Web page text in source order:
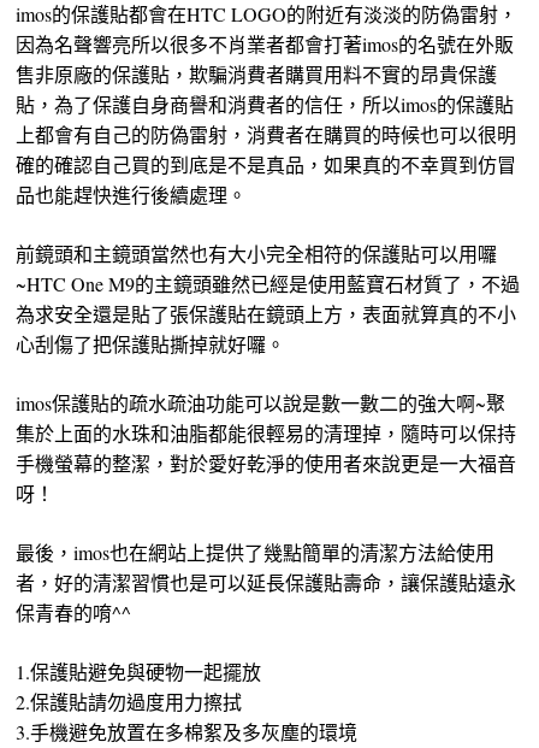
imos的保護貼都會在HTC LOGO的附近有淡淡的防偽雷射，
因為名聲響亮所以很多不肖業者都會打著imos的名號在外販
售非原廠的保護貼，欺騙消費者購買用料不實的昂貴保護
貼，為了保護自身商譽和消費者的信任，所以imos的保護貼
上都會有自己的防偽雷射，消費者在購買的時候也可以很明
確的確認自己買的到底是不是真品，如果真的不幸買到仿冒
品也能趕快進行後續處理。
前鏡頭和主鏡頭當然也有大小完全相符的保護貼可以用囉
~HTC One M9的主鏡頭雖然已經是使用藍寶石材質了，不過
為求安全還是貼了張保護貼在鏡頭上方，表面就算真的不小
心刮傷了把保護貼撕掉就好囉。
imos保護貼的疏水疏油功能可以說是數一數二的強大啊~聚
集於上面的水珠和油脂都能很輕易的清理掉，隨時可以保持
手機螢幕的整潔，對於愛好乾淨的使用者來說更是一大福音
呀！
最後，imos也在網站上提供了幾點簡單的清潔方法給使用
者，好的清潔習慣也是可以延長保護貼壽命，讓保護貼遠永
保青春的唷^^
1.保護貼避免與硬物一起擺放
2.保護貼請勿過度用力擦拭
3.手機避免放置在多棉絮及多灰塵的環境